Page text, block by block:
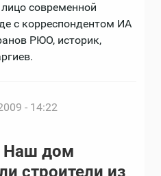
современной
с корреспондентом ИА
РЮО, историк,
- 14:22
Наш дом
строители из